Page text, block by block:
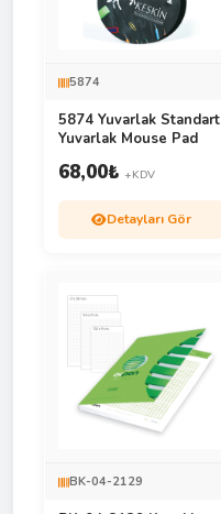
5874
5874 Yuvarlak Standart
Yuvarlak Mouse Pad
68,00₺ +KDV
Detayları Gör
BK-04-2129